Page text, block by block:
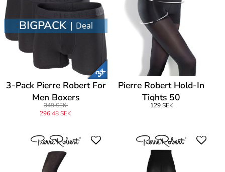
BIGPACK | Deal
3-Pack Pierre Robert For
Men Boxers
349 SEK
296,48 SEK
Pierre Robert Hold-In
Tights 50
129 SEK